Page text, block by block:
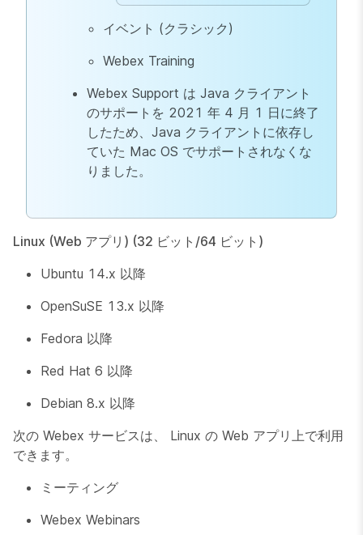
イベント (クラシック)
Webex Training
Webex Support は Java クライアント
のサポートを 2021 年 4 月 1 日に終了
したため、Java クライアントに依存し
ていた Mac OS でサポートされなくな
りました。
Linux (Web アプリ) (32 ビット/64 ビット)
Ubuntu 14.x 以降
OpenSuSE 13.x 以降
Fedora 以降
Red Hat 6 以降
Debian 8.x 以降
次の Webex サービスは、 Linux の Web アプリ上で利用
できます。
ミーティング
Webex Webinars